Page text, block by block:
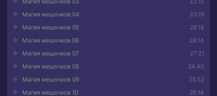
30:19
Магия мешочков 04
26:18
Магия мешочков 05
28:14
Магия мешочков 06
27:21
Магия мешочков 07
24:40
Магия мешочков 08
25:52
Магия мешочков 09
26:14
Магия мешочков 10